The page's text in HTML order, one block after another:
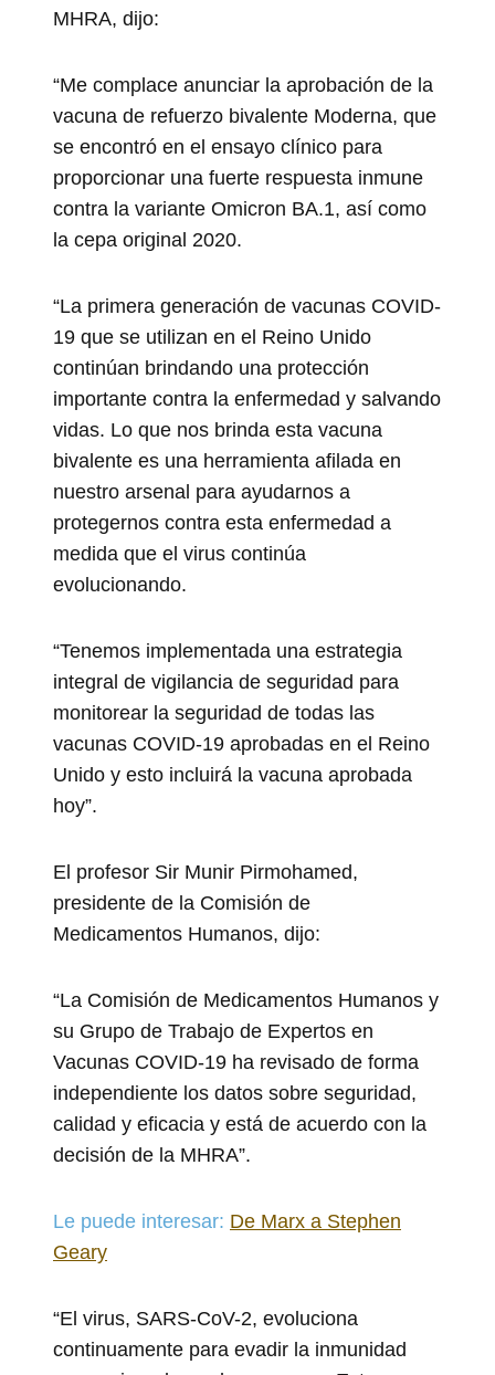
MHRA, dijo:
“Me complace anunciar la aprobación de la
vacuna de refuerzo bivalente Moderna, que
se encontró en el ensayo clínico para
proporcionar una fuerte respuesta inmune
contra la variante Omicron BA.1, así como
la cepa original 2020.
“La primera generación de vacunas COVID-
19 que se utilizan en el Reino Unido
continúan brindando una protección
importante contra la enfermedad y salvando
vidas. Lo que nos brinda esta vacuna
bivalente es una herramienta afilada en
nuestro arsenal para ayudarnos a
protegernos contra esta enfermedad a
medida que el virus continúa
evolucionando.
“Tenemos implementada una estrategia
integral de vigilancia de seguridad para
monitorear la seguridad de todas las
vacunas COVID-19 aprobadas en el Reino
Unido y esto incluirá la vacuna aprobada
hoy”.
El profesor Sir Munir Pirmohamed,
presidente de la Comisión de
Medicamentos Humanos, dijo:
“La Comisión de Medicamentos Humanos y
su Grupo de Trabajo de Expertos en
Vacunas COVID-19 ha revisado de forma
independiente los datos sobre seguridad,
calidad y eficacia y está de acuerdo con la
decisión de la MHRA”.
Le puede interesar: De Marx a Stephen
Geary
“El virus, SARS-CoV-2, evoluciona
continuamente para evadir la inmunidad